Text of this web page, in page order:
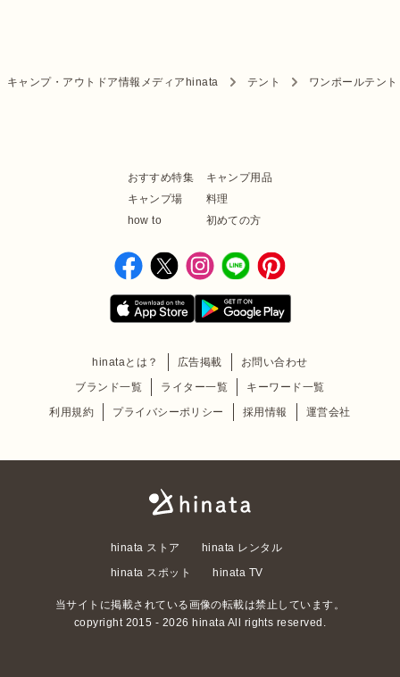
キャンプ・アウトドア情報メディアhinata テント ワンポールテン
おすすめ特集
キャンプ用品
キャンプ場
料理
how to
初めての方
hinataとは？ 広告掲載
お問い合わせ
ブランド一覧
ライター一覧
キーワード一覧
利用規約
プライバシーポリシー 採用情報 運営会社
hinata ストア
hinata レンタル
hinata スポット
hinata TV
当サイトに掲載されている画像の転載は禁止しています。
copyright 2015 - 2026 hinata All rights reserved.